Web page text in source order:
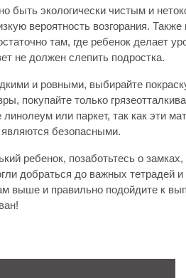
быть экологически чистым и
вероятность возгорания.
там, где ребенок делает
не должен слепить подростка.
и ровными, выбирайте
покупайте только
или паркет, так как эти
безопасными.
ребенок, позаботьтесь о
добраться до важных тетрадей и
выше и правильно подойдите к